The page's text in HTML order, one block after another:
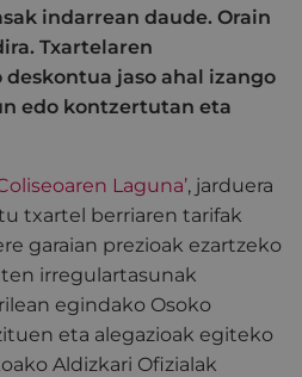
indarrean daude. Orain
Txartelaren
jaso ahal izango
edo kontzertutan eta
Laguna’, jarduera
txartel berriaren tarifak
garaian prezioak ezartzeko
irregulartasunak
egindako Osoko
eta alegazioak egiteko
Aldizkari Ofizialak